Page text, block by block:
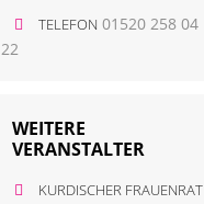
TELEFON 01520 258 04
22
WEITERE
VERANSTALTER
KURDISCHER FRAUENRAT